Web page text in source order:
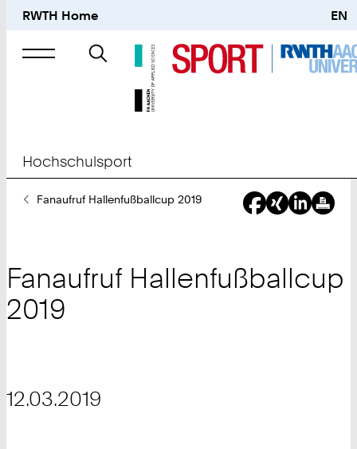
RWTH Home EN
Suche
nach
Hochschulsport
SieFanaufruf Hallenfußballcup 2019
Fanaufruf Hallenfußballcup
2019
12.03.2019